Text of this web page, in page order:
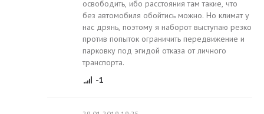
освободить, ибо расстояния там такие, что
без автомобиля обойтись можно. Но климат у
нас дрянь, поэтому я наборот выступаю резко
против попыток ограничить передвижение и
парковку под эгидой отказа от личного
транспорта.
-1